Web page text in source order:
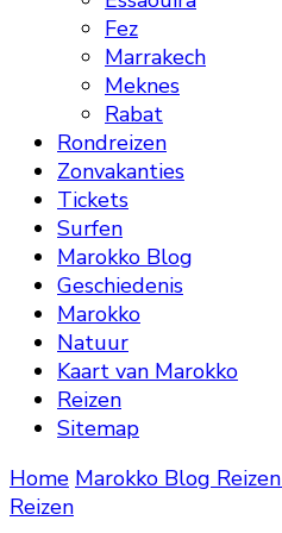
Fez
Marrakech
Meknes
Rabat
Rondreizen
Zonvakanties
Tickets
Surfen
Marokko Blog
Geschiedenis
Marokko
Natuur
Kaart van Marokko
Reizen
Sitemap
Home Marokko Blog Reizen
Reizen